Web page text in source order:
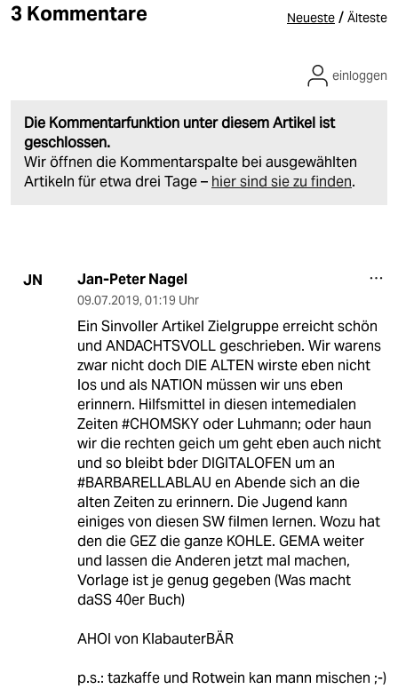
3 Kommentare Neueste / Älteste
Die Kommentarfunktion unter diesem Artikel ist
geschlossen.
Wir öffnen die Kommentarspalte bei ausgewählten
Artikeln für etwa drei Tage – hier sind sie zu finden.
einloggen
JN Jan-Peter Nagel
09.07.2019, 01:19 Uhr
Ein Sinvoller Artikel Zielgruppe erreicht schön
und ANDACHTSVOLL geschrieben. Wir warens
zwar nicht doch DIE ALTEN wirste eben nicht
los und als NATION müssen wir uns eben
erinnern. Hilfsmittel in diesen intemedialen
Zeiten #CHOMSKY oder Luhmann; oder haun
wir die rechten geich um geht eben auch nicht
und so bleibt bder DIGITALOFEN um an
#BARBARELLABLAU en Abende sich an die
alten Zeiten zu erinnern. Die Jugend kann
einiges von diesen SW filmen lernen. Wozu hat
den die GEZ die ganze KOHLE. GEMA weiter
und lassen die Anderen jetzt mal machen,
Vorlage ist je genug gegeben (Was macht
daSS 40er Buch)
AHOI von KlabauterBÄR
p.s.: tazkaffe und Rotwein kan mann mischen ;-)